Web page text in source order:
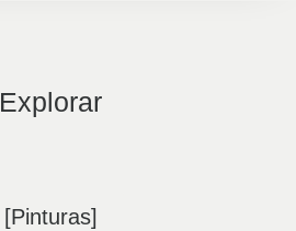
Explorar
[Pinturas]